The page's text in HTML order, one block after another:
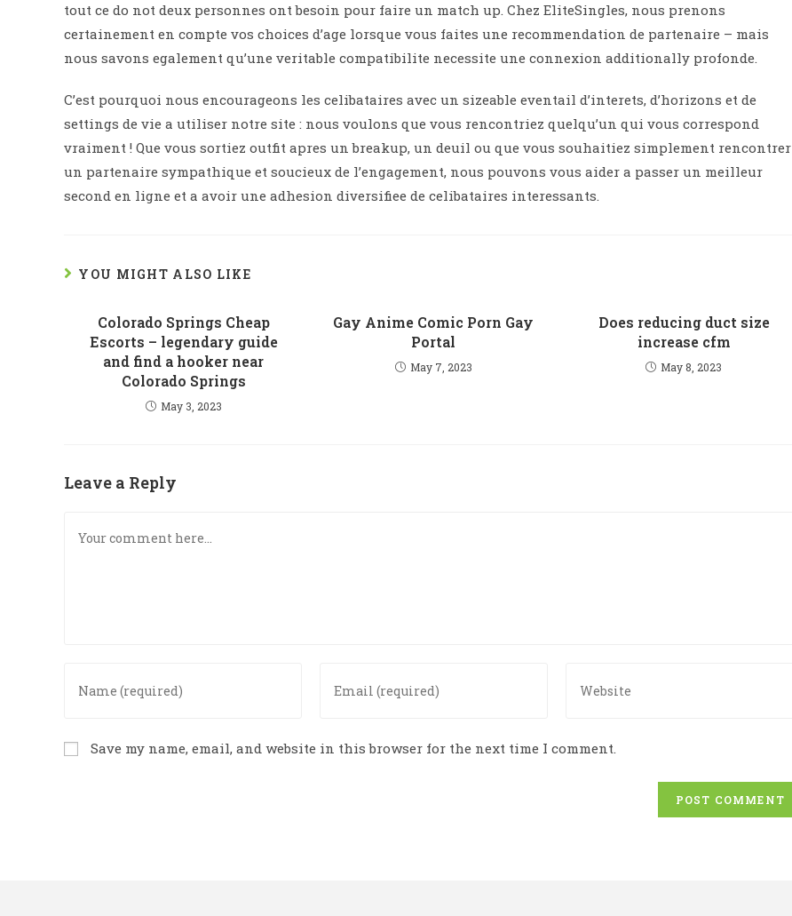
tout ce do not deux personnes ont besoin pour faire un match up. Chez EliteSingles, nous prenons
certainement en compte vos choices d’age lorsque vous faites une recommendation de partenaire – mais
nous savons egalement qu’une veritable compatibilite necessite une connexion additionally profonde.
C’est pourquoi nous encourageons les celibataires avec un sizeable eventail d’interets, d’horizons et de
settings de vie a utiliser notre site : nous voulons que vous rencontriez quelqu’un qui vous correspond
vraiment ! Que vous sortiez outfit apres un breakup, un deuil ou que vous souhaitiez simplement rencontrer
un partenaire sympathique et soucieux de l’engagement, nous pouvons vous aider a passer un meilleur
second en ligne et a avoir une adhesion diversifiee de celibataires interessants.
YOU MIGHT ALSO LIKE
Colorado Springs Cheap
Escorts – legendary guide
and find a hooker near
Colorado Springs
May 3, 2023
Gay Anime Comic Porn Gay
Portal
May 7, 2023
Does reducing duct size
increase cfm
May 8, 2023
Leave a Reply
Save my name, email, and website in this browser for the next time I comment.